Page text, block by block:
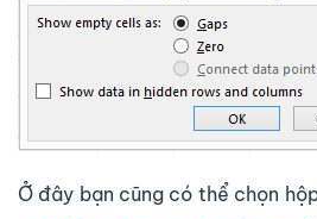
Ở đây bạn cũng có thể chọn